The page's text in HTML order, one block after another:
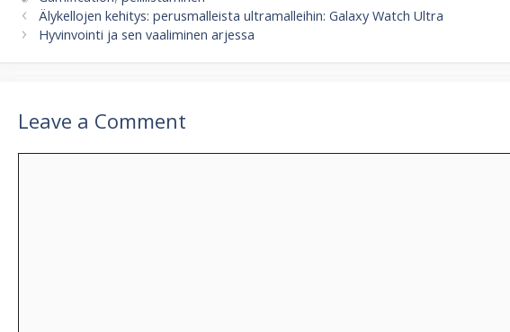
Älykellojen kehitys: perusmalleista ultramalleihin: Galaxy Watch Ultra
Hyvinvointi ja sen vaaliminen arjessa
Leave a Comment